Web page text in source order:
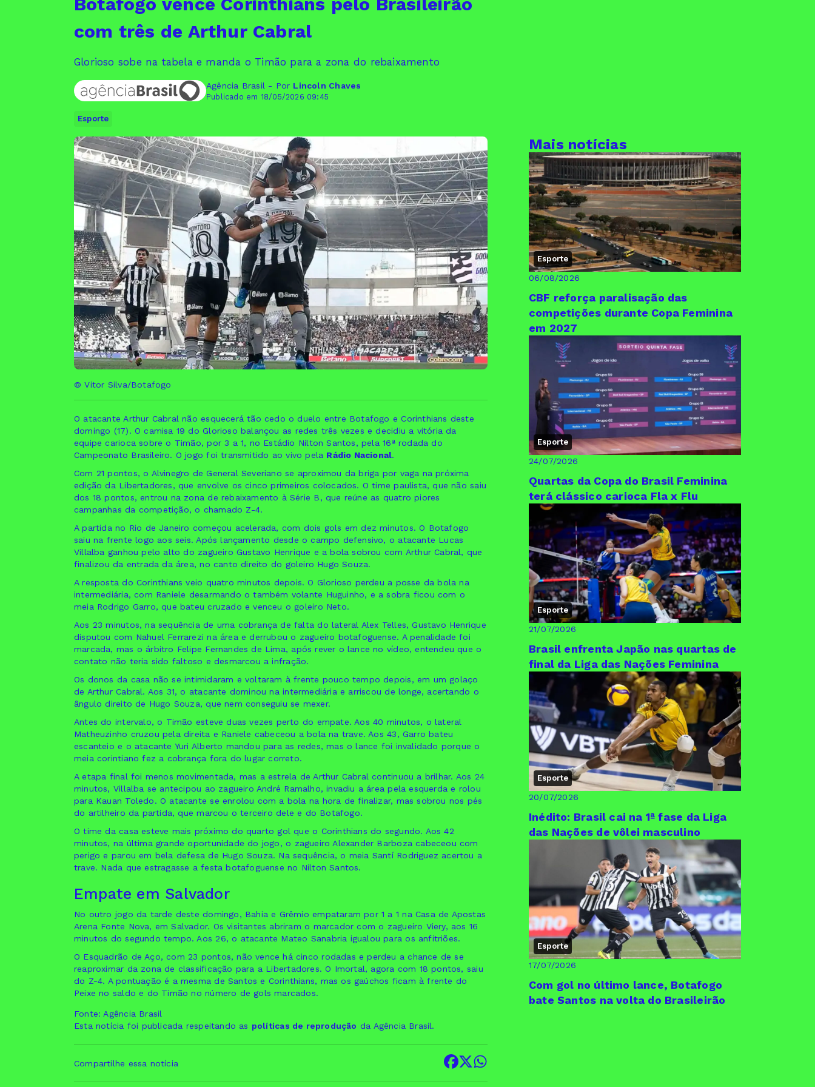
com três de Arthur Cabral
Glorioso sobe na tabela e manda o Timão para a zona do rebaixamento
Agência Brasil - Por Lincoln Chaves
Publicado em 18/05/2026 09:45
Esporte
© Vitor Silva/Botafogo
O atacante Arthur Cabral não esquecerá tão cedo o duelo entre Botafogo e Corinthians deste
domingo (17). O camisa 19 do Glorioso balançou as redes três vezes e decidiu a vitória da
equipe carioca sobre o Timão, por 3 a 1, no Estádio Nilton Santos, pela 16ª rodada do
Campeonato Brasileiro. O jogo foi transmitido ao vivo pela Rádio Nacional.
Com 21 pontos, o Alvinegro de General Severiano se aproximou da briga por vaga na próxima
edição da Libertadores, que envolve os cinco primeiros colocados. O time paulista, que não saiu
dos 18 pontos, entrou na zona de rebaixamento à Série B, que reúne as quatro piores
campanhas da competição, o chamado Z-4.
A partida no Rio de Janeiro começou acelerada, com dois gols em dez minutos. O Botafogo
saiu na frente logo aos seis. Após lançamento desde o campo defensivo, o atacante Lucas
Villalba ganhou pelo alto do zagueiro Gustavo Henrique e a bola sobrou com Arthur Cabral, que
finalizou da entrada da área, no canto direito do goleiro Hugo Souza.
A resposta do Corinthians veio quatro minutos depois. O Glorioso perdeu a posse da bola na
intermediária, com Raniele desarmando o também volante Huguinho, e a sobra ficou com o
meia Rodrigo Garro, que bateu cruzado e venceu o goleiro Neto.
Aos 23 minutos, na sequência de uma cobrança de falta do lateral Alex Telles, Gustavo Henrique
disputou com Nahuel Ferrarezi na área e derrubou o zagueiro botafoguense. A penalidade foi
marcada, mas o árbitro Felipe Fernandes de Lima, após rever o lance no vídeo, entendeu que o
contato não teria sido faltoso e desmarcou a infração.
Os donos da casa não se intimidaram e voltaram à frente pouco tempo depois, em um golaço
de Arthur Cabral. Aos 31, o atacante dominou na intermediária e arriscou de longe, acertando o
ângulo direito de Hugo Souza, que nem conseguiu se mexer.
Antes do intervalo, o Timão esteve duas vezes perto do empate. Aos 40 minutos, o lateral
Matheuzinho cruzou pela direita e Raniele cabeceou a bola na trave. Aos 43, Garro bateu
escanteio e o atacante Yuri Alberto mandou para as redes, mas o lance foi invalidado porque o
meia corintiano fez a cobrança fora do lugar correto.
A etapa final foi menos movimentada, mas a estrela de Arthur Cabral continuou a brilhar. Aos 24
minutos, Villalba se antecipou ao zagueiro André Ramalho, invadiu a área pela esquerda e rolou
para Kauan Toledo. O atacante se enrolou com a bola na hora de finalizar, mas sobrou nos pés
do artilheiro da partida, que marcou o terceiro dele e do Botafogo.
O time da casa esteve mais próximo do quarto gol que o Corinthians do segundo. Aos 42
minutos, na última grande oportunidade do jogo, o zagueiro Alexander Barboza cabeceou com
perigo e parou em bela defesa de Hugo Souza. Na sequência, o meia Santí Rodriguez acertou a
trave. Nada que estragasse a festa botafoguense no Nilton Santos.
Empate em Salvador
No outro jogo da tarde deste domingo, Bahia e Grêmio empataram por 1 a 1 na Casa de Apostas
Arena Fonte Nova, em Salvador. Os visitantes abriram o marcador com o zagueiro Viery, aos 16
minutos do segundo tempo. Aos 26, o atacante Mateo Sanabria igualou para os anfitriões.
O Esquadrão de Aço, com 23 pontos, não vence há cinco rodadas e perdeu a chance de se
reaproximar da zona de classificação para a Libertadores. O Imortal, agora com 18 pontos, saiu
do Z-4. A pontuação é a mesma de Santos e Corinthians, mas os gaúchos ficam à frente do
Peixe no saldo e do Timão no número de gols marcados.
Fonte: Agência Brasil
Esta notícia foi publicada respeitando as políticas de reprodução da Agência Brasil.
Compartilhe essa notícia
Mais notícias
Esporte
06/08/2026
CBF reforça paralisação das
competições durante Copa Feminina
em 2027
Esporte
24/07/2026
Quartas da Copa do Brasil Feminina
terá clássico carioca Fla x Flu
Esporte
21/07/2026
Brasil enfrenta Japão nas quartas de
final da Liga das Nações Feminina
Esporte
20/07/2026
Inédito: Brasil cai na 1ª fase da Liga
das Nações de vôlei masculino
Esporte
17/07/2026
Com gol no último lance, Botafogo
bate Santos na volta do Brasileirão